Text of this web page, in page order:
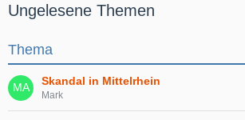
Ungelesene Themen
Thema
Skandal in Mittelrhein
Mark